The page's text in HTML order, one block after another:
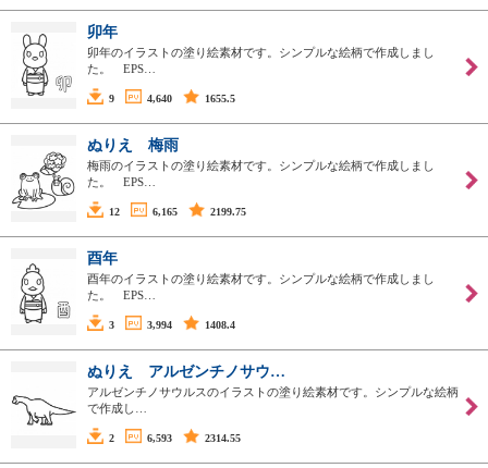
卯年
卯年のイラストの塗り絵素材です。シンプルな絵柄で作成しまし
た。 EPS…
9 4,640 1655.5
ぬりえ 梅雨
梅雨のイラストの塗り絵素材です。シンプルな絵柄で作成しまし
た。 EPS…
12 6,165 2199.75
酉年
酉年のイラストの塗り絵素材です。シンプルな絵柄で作成しまし
た。 EPS…
3 3,994 1408.4
ぬりえ アルゼンチノサウ…
アルゼンチノサウルスのイラストの塗り絵素材です。シンプルな絵柄
で作成し…
2 6,593 2314.55